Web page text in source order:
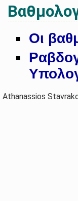
Οι
Athanassios